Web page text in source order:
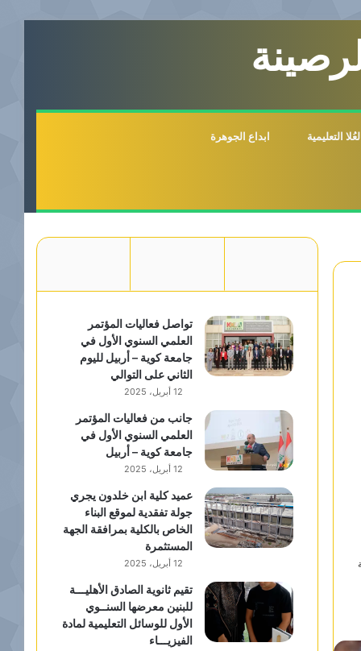
التعليمية ابداع الجوهرة
تواصل فعاليات المؤتمر
العلمي السنوي الأول في
جامعة كوية – أربيل لليوم
الثاني على التوالي
12 أبريل، 2025
جانب من فعاليات المؤتمر
العلمي السنوي الأول في
جامعة كوية – أربيل
12 أبريل، 2025
عميد كلية ابن خلدون يجري
جولة تفقدية لموقع البناء
الخاص بالكلية بمرافقة الجهة
المستثمرة
12 أبريل، 2025
تقيم ثانوية الصادق الأهليـــة
للبنين معرضها السنــوي
الأول للوسائل التعليمية لمادة
الفيزيـــاء